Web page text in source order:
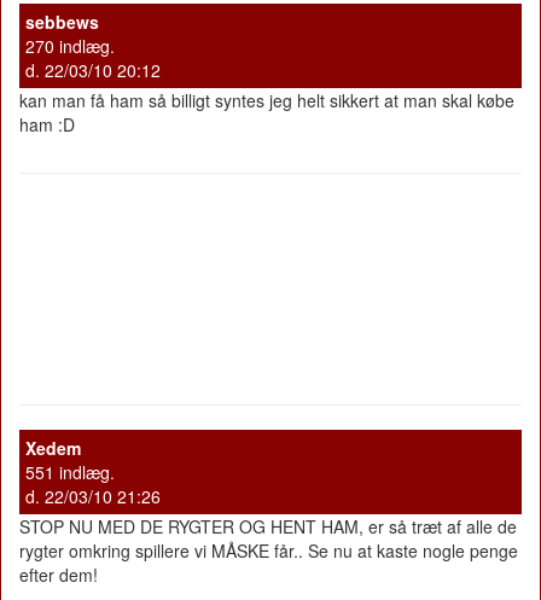
sebbews
270 indlæg.
d. 22/03/10 20:12
kan man få ham så billigt syntes jeg helt sikkert at man skal købe
ham :D
Xedem
551 indlæg.
d. 22/03/10 21:26
STOP NU MED DE RYGTER OG HENT HAM, er så træt af alle de
rygter omkring spillere vi MÅSKE får.. Se nu at kaste nogle penge
efter dem!